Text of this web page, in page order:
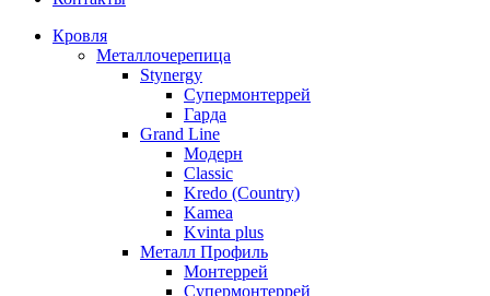
Кровля
Металлочерепица
Stynergy
Супермонтеррей
Гарда
Grand Line
Модерн
Classic
Kredo (Country)
Kamea
Kvinta plus
Металл Профиль
Монтеррей
Супермонтеррей